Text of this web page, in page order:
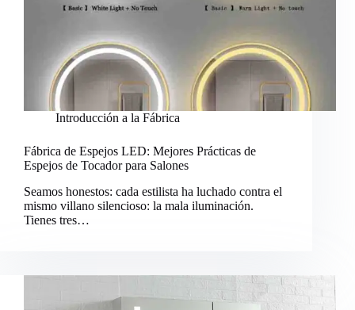
Introducción a la Fábrica
Fábrica de Espejos LED: Mejores Prácticas de
Espejos de Tocador para Salones
Seamos honestos: cada estilista ha luchado contra el
mismo villano silencioso: la mala iluminación.
Tienes tres…